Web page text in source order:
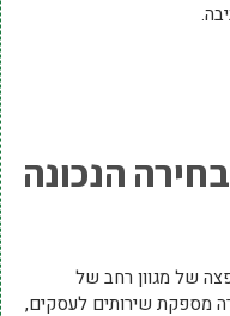
הנכונה
של מגוון רחב של
מספקת שירותים לעסקים,